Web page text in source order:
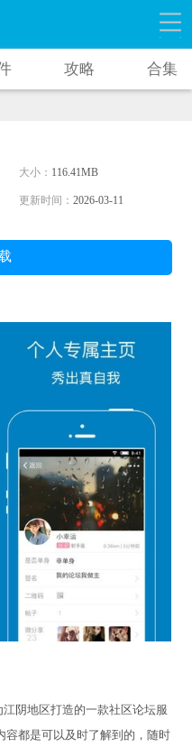
攻略 合集
大小： 116.41MB
更新时间： 2026-03-11
阴地区打造的一款社区论坛服
容都是可以及时了解到的，随时